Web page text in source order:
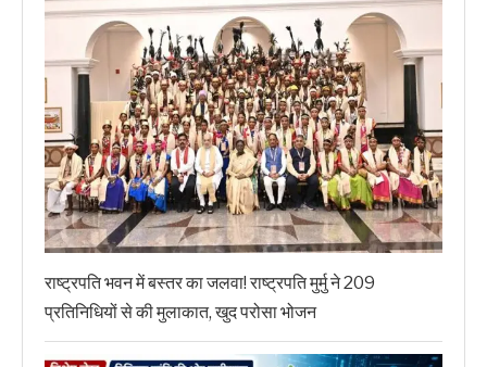
राष्ट्रपति भवन में बस्तर का जलवा! राष्ट्रपति मुर्मु ने 209
प्रतिनिधियों से की मुलाकात, खुद परोसा भोजन